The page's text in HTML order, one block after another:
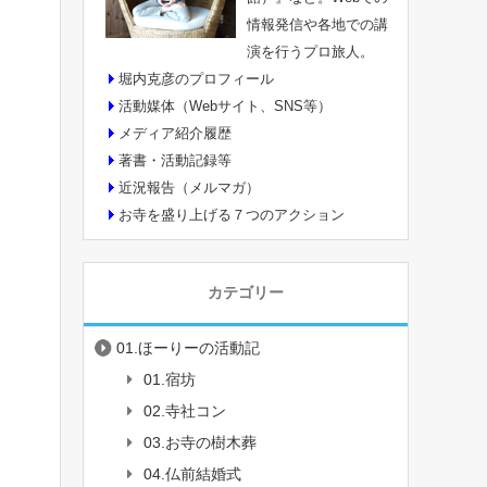
情報発信や各地での講
演を行うプロ旅人。
堀内克彦のプロフィール
活動媒体（Webサイト、SNS等）
メディア紹介履歴
著書・活動記録等
近況報告（メルマガ）
お寺を盛り上げる７つのアクション
カテゴリー
01.ほーりーの活動記
01.宿坊
02.寺社コン
03.お寺の樹木葬
04.仏前結婚式